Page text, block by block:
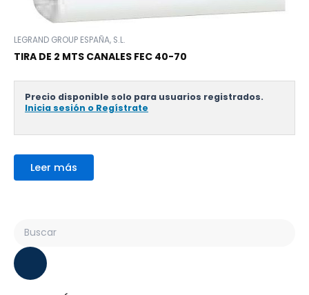
LEGRAND GROUP ESPAÑA, S.L.
TIRA DE 2 MTS CANALES FEC 40-70
Precio disponible solo para usuarios registrados.
Inicia sesión o Regístrate
Leer más